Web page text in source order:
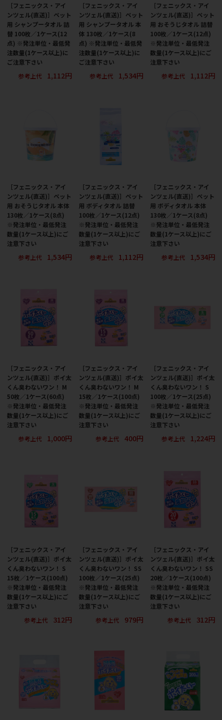
［フェニックス・アイ
ンツェル(直送)］ペット
用 シャンプータオル 詰
替 100枚／1ケース(12
点) ※発注単位・最低発
注数量(1ケース以上)に
ご注意下さい
参考上代
1,112円
［フェニックス・アイ
ンツェル(直送)］ペット
用 シャンプータオル 本
体 130枚／1ケース(8
点) ※発注単位・最低発
注数量(1ケース以上)に
ご注意下さい
参考上代
1,534円
［フェニックス・アイ
ンツェル(直送)］ペット
用 おそうじタオル 詰替
100枚／1ケース(12点)
※発注単位・最低発注
数量(1ケース以上)にご
注意下さい
参考上代
1,112円
［フェニックス・アイ
ンツェル(直送)］ペット
用 おそうじタオル 本体
130枚／1ケース(8点)
※発注単位・最低発注
数量(1ケース以上)にご
注意下さい
参考上代
1,534円
［フェニックス・アイ
ンツェル(直送)］ペット
用 ボディタオル 詰替
100枚／1ケース(12点)
※発注単位・最低発注
数量(1ケース以上)にご
注意下さい
参考上代
1,112円
［フェニックス・アイ
ンツェル(直送)］ペット
用 ボディタオル 本体
130枚／1ケース(8点)
※発注単位・最低発注
数量(1ケース以上)にご
注意下さい
参考上代
1,534円
［フェニックス・アイ
ンツェル(直送)］ポイ太
くん臭わないワン！ M
50枚／1ケース(60点)
※発注単位・最低発注
数量(1ケース以上)にご
注意下さい
参考上代
1,000円
［フェニックス・アイ
ンツェル(直送)］ポイ太
くん臭わないワン！ M
15枚／1ケース(100点)
※発注単位・最低発注
数量(1ケース以上)にご
注意下さい
参考上代
400円
［フェニックス・アイ
ンツェル(直送)］ポイ太
くん臭わないワン！ S
100枚／1ケース(25点)
※発注単位・最低発注
数量(1ケース以上)にご
注意下さい
参考上代
1,224円
［フェニックス・アイ
ンツェル(直送)］ポイ太
くん臭わないワン！ S
15枚／1ケース(100点)
※発注単位・最低発注
数量(1ケース以上)にご
注意下さい
参考上代
312円
［フェニックス・アイ
ンツェル(直送)］ポイ太
くん臭わないワン！ SS
100枚／1ケース(25点)
※発注単位・最低発注
数量(1ケース以上)にご
注意下さい
参考上代
979円
［フェニックス・アイ
ンツェル(直送)］ポイ太
くん臭わないワン！ SS
20枚／1ケース(100点)
※発注単位・最低発注
数量(1ケース以上)にご
注意下さい
参考上代
312円